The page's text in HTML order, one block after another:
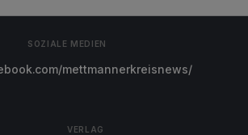
SOZIALE MEDIEN
mettmannerkreisnews/
VERLAG